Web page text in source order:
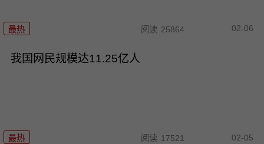
最热 阅读 25864 02-06
我国网民规模达11.25亿人
最热 阅读 17521 02-05